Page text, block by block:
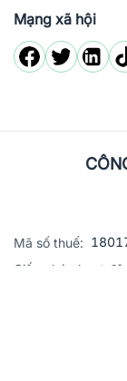
Mạng xã hội
Mã số thuế:
Giấy phép hoạt